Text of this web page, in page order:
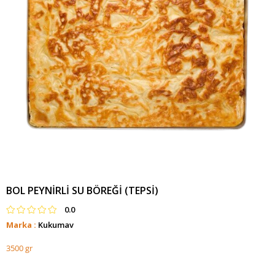
BOL PEYNIRLI SU BÖREĞI (TEPSI)
0.0
Marka : Kukumav
3500 gr